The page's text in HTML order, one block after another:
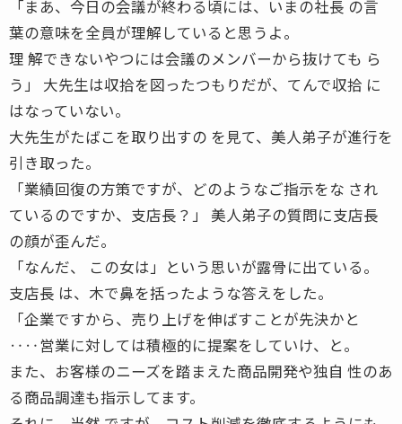
「まあ、今日の会議が終わる頃には、いまの社長 の言
葉の意味を全員が理解していると思うよ。
理 解できないやつには会議のメンバーから抜けても ら
う」 大先生は収拾を図ったつもりだが、てんで収拾 に
はなっていない。
大先生がたばこを取り出すの を見て、美人弟子が進行を
引き取った。
「業績回復の方策ですが、どのようなご指示をな され
ているのですか、支店長？」 美人弟子の質問に支店長
の顔が歪んだ。
「なんだ、 この女は」という思いが露骨に出ている。
支店長 は、木で鼻を括ったような答えをした。
「企業ですから、売り上げを伸ばすことが先決かと
‥‥営業に対しては積極的に提案をしていけ、と。
また、お客様のニーズを踏まえた商品開発や独自 性のあ
る商品調達も指示してます。